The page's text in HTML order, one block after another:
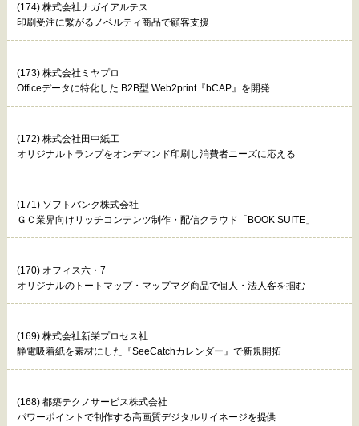
(174) 株式会社ナガイアルテス
印刷受注に繋がるノベルティ商品で顧客支援
(173) 株式会社ミヤプロ
Officeデータに特化した B2B型 Web2print『bCAP』を開発
(172) 株式会社田中紙工
オリジナルトランプをオンデマンド印刷し消費者ニーズに応える
(171) ソフトバンク株式会社
ＧＣ業界向けリッチコンテンツ制作・配信クラウド「BOOK SUITE」
(170) オフィス六・7
オリジナルのトートマップ・マップマグ商品で個人・法人客を掴む
(169) 株式会社新栄プロセス社
静電吸着紙を素材にした『SeeCatchカレンダー』で新規開拓
(168) 都築テクノサービス株式会社
パワーポイントで制作する高画質デジタルサイネージを提供